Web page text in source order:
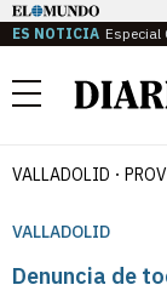
ES NOTICIA Especial
Menú
VALLADOLID
VALLADOLID
Denuncia de